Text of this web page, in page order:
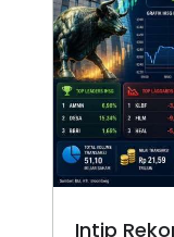
Intip